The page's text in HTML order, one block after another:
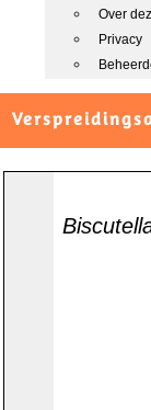
Over
Privacy